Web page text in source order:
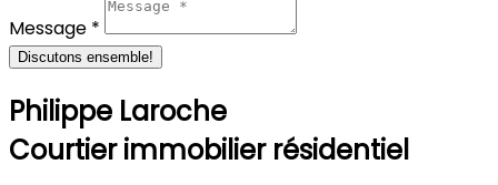
Message *
Discutons ensemble!
Philippe Laroche
Courtier immobilier résidentiel